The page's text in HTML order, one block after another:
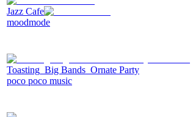
Jazz Cafe
moodmode
Toasting_Big Bands_Ornate Party
poco poco music